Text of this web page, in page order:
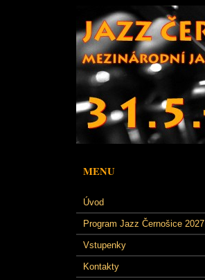
MENU
Úvod
Program Jazz Černošice 2027
Vstupenky
Kontakty